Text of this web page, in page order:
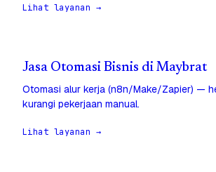
Lihat layanan →
Jasa Otomasi Bisnis di Maybrat
Otomasi alur kerja (n8n/Make/Zapier) —
kurangi pekerjaan manual.
Lihat layanan →